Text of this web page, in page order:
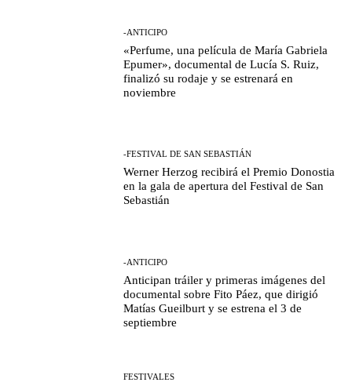
-ANTICIPO
«Perfume, una película de María Gabriela
Epumer», documental de Lucía S. Ruiz,
finalizó su rodaje y se estrenará en
noviembre
-FESTIVAL DE SAN SEBASTIÁN
Werner Herzog recibirá el Premio Donostia
en la gala de apertura del Festival de San
Sebastián
-ANTICIPO
Anticipan tráiler y primeras imágenes del
documental sobre Fito Páez, que dirigió
Matías Gueilburt y se estrena el 3 de
septiembre
FESTIVALES